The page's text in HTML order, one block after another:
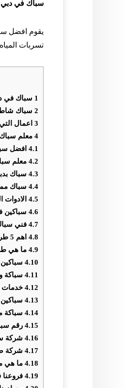
سباك في دبي
يقوم افضل
تسربات
1 سباك في
2سباك
3اعمال
4معلم
4.1‏افضل
4.2‏معلم
4.3سباك
4.4سباك
4.5
4.6سباكين
4.7فني
4.8اهم 5 طرق يستخدمها معلم صحي دبي
4.9ما هي
4.10
4.11سباكة
4.12خدمات
4.13
4.14سباكة
4.15رقم
4.16شركة
4.17شركة
4.18ما هي
4.19فروعنا